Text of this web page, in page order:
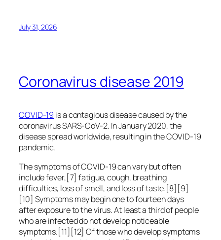
July 31, 2026
Coronavirus disease 2019
COVID-19 is a contagious disease caused by the
coronavirus SARS-CoV-2. In January 2020, the
disease spread worldwide, resulting in the COVID-19
pandemic.
The symptoms of COVID‑19 can vary but often
include fever,[7] fatigue, cough, breathing
difficulties, loss of smell, and loss of taste.[8][9]
[10] Symptoms may begin one to fourteen days
after exposure to the virus. At least a third of people
who are infected do not develop noticeable
symptoms.[11][12] Of those who develop symptoms